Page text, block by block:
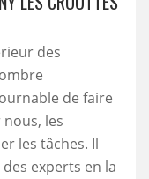
des
de faire
les
les tâches. Il
experts en la